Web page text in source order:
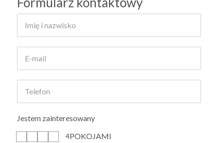
Jestem zainteresowany
4POKOJAMI